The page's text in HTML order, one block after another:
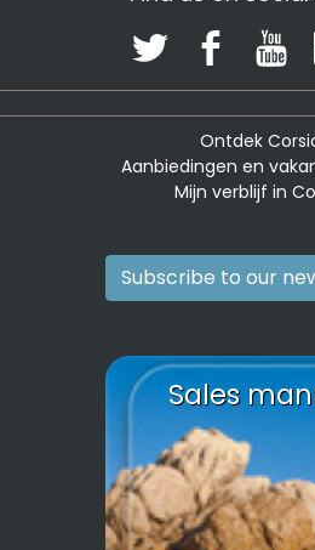
Ontdek
Aanbiedingen en
Mijn verblijf in
Subscribe to our
Sales